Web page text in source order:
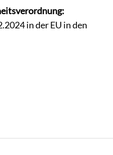
in der EU in den